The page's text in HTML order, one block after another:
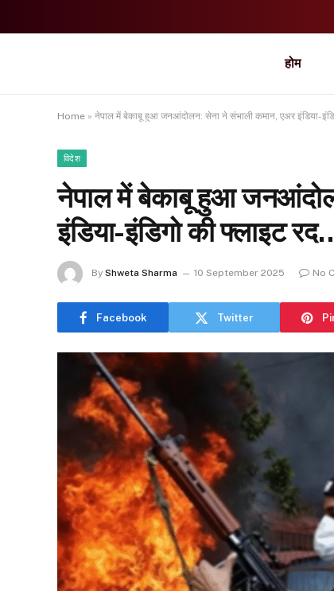
होम
Home » नेपाल में बेकाबू हुआ जनआंदोलन: सेना ने संभाली कमान, एअर इंडिया-
विदेश
नेपाल में बेकाबू हुआ
इंडिया-इंडिगो की फ्लाइट
By Shweta Sharma 10 September 2025 No
Facebook Twitter